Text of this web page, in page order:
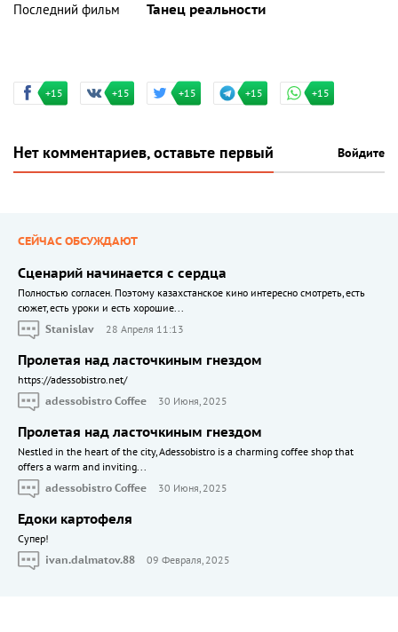
Последний фильм
Танец реальности
+15 +15 +15 +15 +15
Нет комментариев, оставьте первый Войдите
СЕЙЧАС ОБСУЖДАЮТ
Сценарий начинается с сердца
Полностью согласен. Поэтому казахстанское кино интересно смотреть, есть
сюжет, есть уроки и есть хорошие...
Stanislav
28 Апреля 11:13
Пролетая над ласточкиным гнездом
https://adessobistro.net/
adessobistro Coffee
30 Июня, 2025
Пролетая над ласточкиным гнездом
Nestled in the heart of the city, Adessobistro is a charming coffee shop that
offers a warm and inviting...
adessobistro Coffee
30 Июня, 2025
Едоки картофеля
Cупер!
ivan.dalmatov.88
09 Февраля, 2025